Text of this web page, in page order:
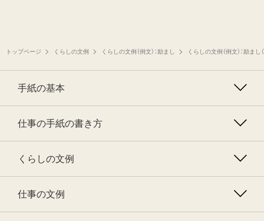
トップページ くらしの文例 くらしの文例（例文）：励まし くらしの文例（例文）：励ま
手紙の基本
仕事の手紙の書き方
くらしの文例
仕事の文例